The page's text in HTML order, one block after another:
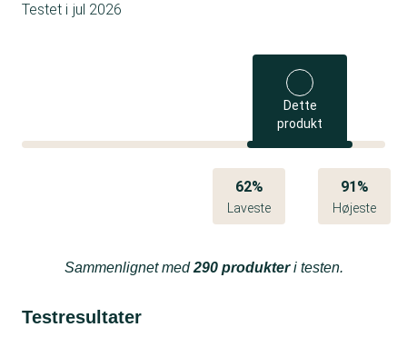
Testet i jul 2026
Dette
produkt
62%
Laveste
91%
Højeste
Sammenlignet med290 produkteri testen.
Testresultater